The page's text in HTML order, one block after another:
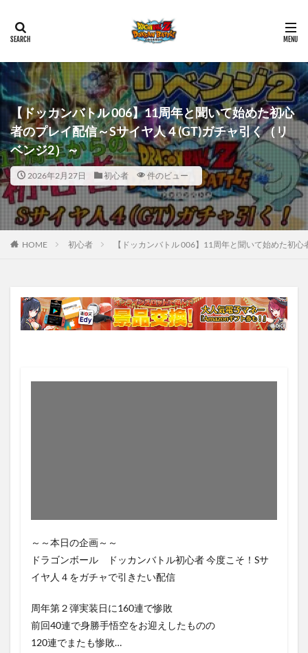
【ドッカンバトル 006】11周年と聞いて始めた初心
者のプレイ配信～Sサイヤ人４(GT)ガチャ引く（リ
ベンジ2）～
2026年2月27日 初心者 件のビュー
HOME 初心者 【ドッカンバトル 006】11周年と聞いて始めた初
～～本日の企画～～
ドラゴンボール ドッカンバトル初心者 今度こそ！Sサ
イヤ人４をガチャで引きたい配信
周年第２弾実装日に160連で惨敗
前回40連で身勝手悟空をお迎えしたものの
120連でまたも惨敗…